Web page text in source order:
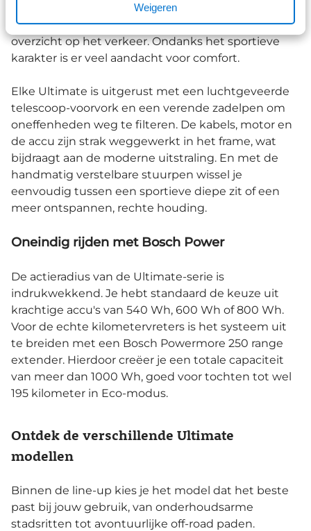
Weigeren
actieve geometrie
voor een directe controle en een uitstekend
overzicht op het verkeer. Ondanks het sportieve
karakter is er veel aandacht voor comfort.
Elke Ultimate is uitgerust met een luchtgeveerde
telescoop-voorvork en een verende zadelpen om
oneffenheden weg te filteren. De kabels, motor en
de accu zijn strak weggewerkt in het frame, wat
bijdraagt aan de moderne uitstraling. En met de
handmatig verstelbare stuurpen wissel je
eenvoudig tussen een sportieve diepe zit of een
meer ontspannen, rechte houding.
Oneindig rijden met Bosch Power
De actieradius van de Ultimate-serie is
indrukwekkend. Je hebt standaard de keuze uit
krachtige accu's van 540 Wh, 600 Wh of 800 Wh.
Voor de echte kilometervreters is het systeem uit
te breiden met een Bosch Powermore 250 range
extender. Hierdoor creëer je een totale capaciteit
van meer dan 1000 Wh, goed voor tochten tot wel
195 kilometer in Eco-modus.
Ontdek de verschillende Ultimate
modellen
Binnen de line-up kies je het model dat het beste
past bij jouw gebruik, van onderhoudsarme
stadsritten tot avontuurlijke off-road paden.